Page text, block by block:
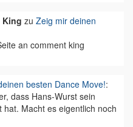
King zu Zeig mir deinen
an comment king
besten Dance Move!:
dass Hans-Wurst sein
hat. Macht es eigentlich noch